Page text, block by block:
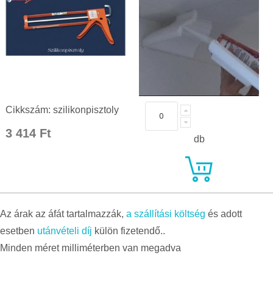
Cikkszám: szilikonpisztoly
3 414 Ft db
Az árak az áfát tartalmazzák, a szállítási költség és adott
esetben utánvételi díj külön fizetendő..
Minden méret milliméterben van megadva